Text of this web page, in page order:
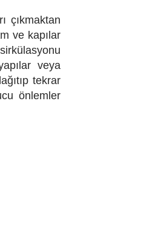
çıkmaktan
ve kapılar
veya
tekrar
önlemler